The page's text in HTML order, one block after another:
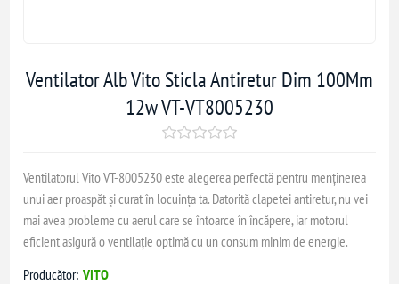
Ventilator Alb Vito Sticla Antiretur Dim 100Mm
12w VT-VT8005230
Ventilatorul Vito VT-8005230 este alegerea perfectă pentru menținerea
unui aer proaspăt și curat în locuința ta. Datorită clapetei antiretur, nu vei
mai avea probleme cu aerul care se întoarce în încăpere, iar motorul
eficient asigură o ventilație optimă cu un consum minim de energie.
Producător: VITO